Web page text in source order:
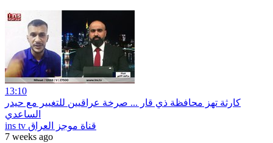
13:10
كارثة تهز محافظة ذي قار ... صرخة عراقيين للتغيير مع حيدر
الساعدي
ins tv قناة موجز العراق
7 weeks ago